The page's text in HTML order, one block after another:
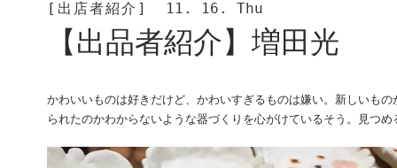
[出店者紹介] 11. 16. Thu
【出品者紹介】増田光
かわいいものは好きだけど、かわいすぎるものは嫌い。新しいも
られたのかわからないような器づくりを心がけているそう。見つ